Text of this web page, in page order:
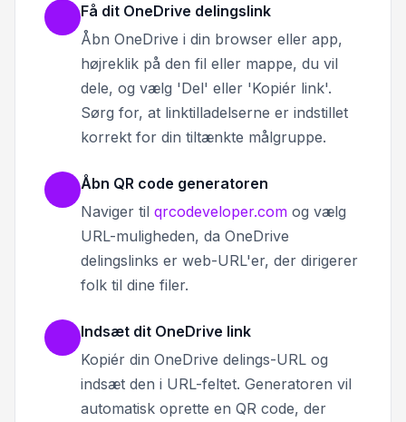
Få dit OneDrive delingslink
Åbn OneDrive i din browser eller app,
højreklik på den fil eller mappe, du vil
dele, og vælg 'Del' eller 'Kopiér link'.
Sørg for, at linktilladelserne er indstillet
korrekt for din tiltænkte målgruppe.
Åbn QR code generatoren
Naviger til qrcodeveloper.com og vælg
URL-muligheden, da OneDrive
delingslinks er web-URL'er, der dirigerer
folk til dine filer.
Indsæt dit OneDrive link
Kopiér din OneDrive delings-URL og
indsæt den i URL-feltet. Generatoren vil
automatisk oprette en QR code, der